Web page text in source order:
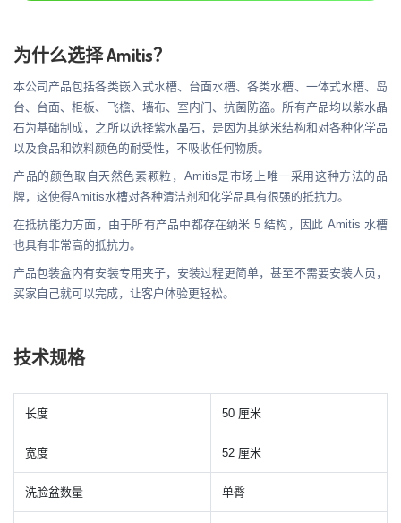
为什么选择 Amitis？
本公司产品包括各类嵌入式水槽、台面水槽、各类水槽、一体式水槽、岛
台、台面、柜板、飞檐、墙布、室内门、抗菌防盗。所有产品均以紫水晶
石为基础制成，之所以选择紫水晶石，是因为其纳米结构和对各种化学品
以及食品和饮料颜色的耐受性，不吸收任何物质。
产品的颜色取自天然色素颗粒，Amitis是市场上唯一采用这种方法的品
牌，这使得Amitis水槽对各种清洁剂和化学品具有很强的抵抗力。
在抵抗能力方面，由于所有产品中都存在纳米 5 结构，因此 Amitis 水槽
也具有非常高的抵抗力。
产品包装盒内有安装专用夹子，安装过程更简单，甚至不需要安装人员，
买家自己就可以完成，让客户体验更轻松。
技术规格
长度 50 厘米
宽度 52 厘米
洗脸盆数量 单臀